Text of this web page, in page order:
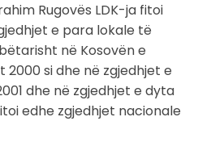
Rugovës LDK-ja fitoi
e para lokale të
në Kosovën e
si dhe në zgjedhjet e
dhe në zgjedhjet e dyta
edhe zgjedhjet nacionale